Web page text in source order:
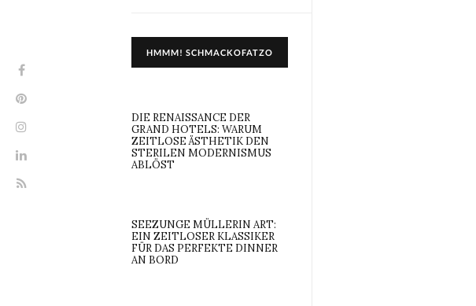
HMMM! SCHMACKOFATZO
DIE RENAISSANCE DER
GRAND HOTELS: WARUM
ZEITLOSE ÄSTHETIK DEN
STERILEN MODERNISMUS
ABLÖST
SEEZUNGE MÜLLERIN ART:
EIN ZEITLOSER KLASSIKER
FÜR DAS PERFEKTE DINNER
AN BORD